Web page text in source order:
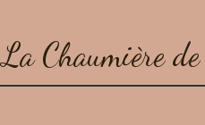
La Chaumière